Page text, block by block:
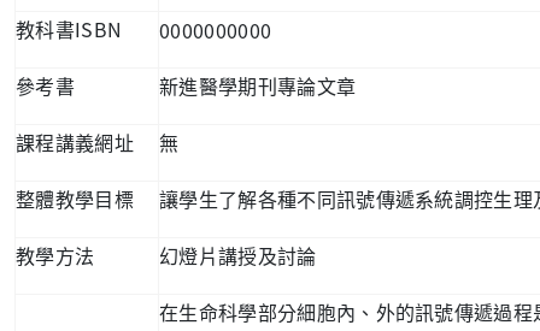
教科書ISBN 0000000000
參考書 新進醫學期刊專論文章
課程講義網址 無
整體教學目標 讓學生了解各種不同訊號傳遞系統調控生理
教學方法 幻燈片講授及討論
在生命科學部分細胞內、外的訊號傳遞過